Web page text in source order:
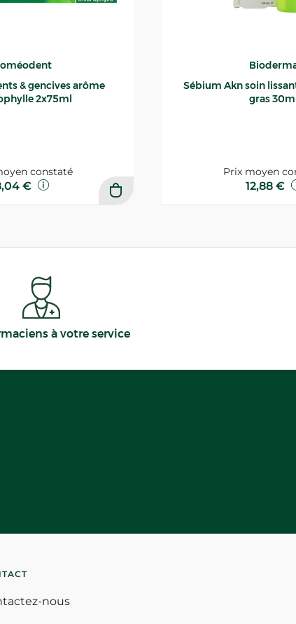
& gencives arôme
2x75ml
constaté
€
Sébium Akn soin lissant
gras
Prix moyen
12,88 €
à votre service
nous